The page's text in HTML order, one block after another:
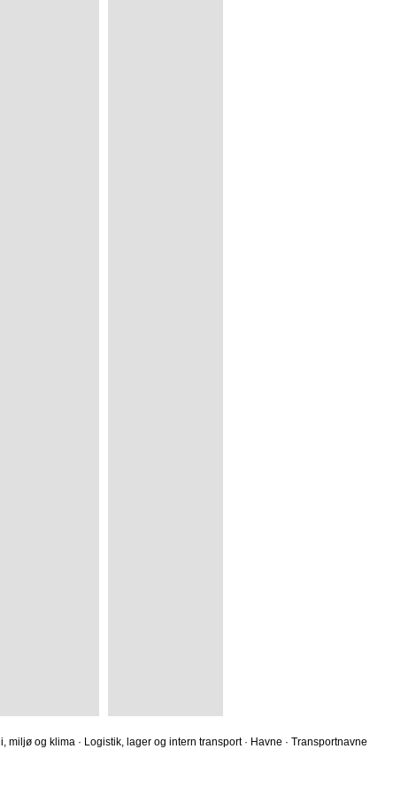
miljø og klima · Logistik, lager og intern transport · Havne · Transportnavne